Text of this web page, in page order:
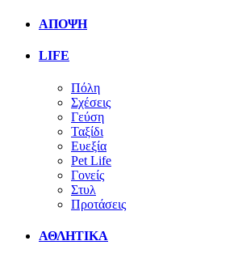
ΑΠΟΨΗ
LIFE
Πόλη
Σχέσεις
Γεύση
Ταξίδι
Ευεξία
Pet Life
Γονείς
Στυλ
Προτάσεις
ΑΘΛΗΤΙΚΑ